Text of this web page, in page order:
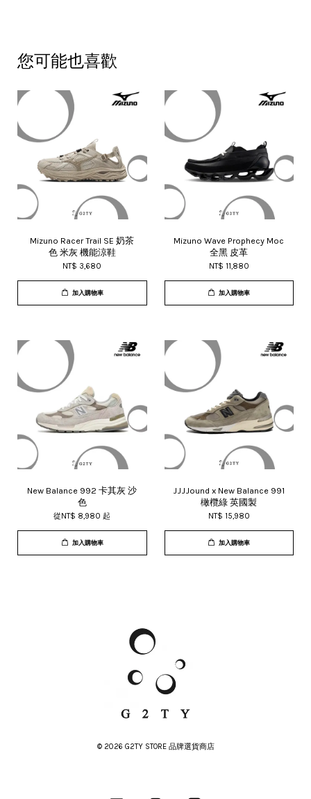
您可能也喜歡
Mizuno Racer Trail SE 奶茶
色 米灰 機能涼鞋
NT$ 3,680
加入購物車
Mizuno Wave Prophecy Moc
全黑 皮革
NT$ 11,880
加入購物車
New Balance 992 卡其灰 沙
色
從NT$ 8,980起
加入購物車
JJJJound x New Balance 991
橄欖綠 英國製
NT$ 15,980
加入購物車
© 2026 G2TY STORE 品牌選貨商店